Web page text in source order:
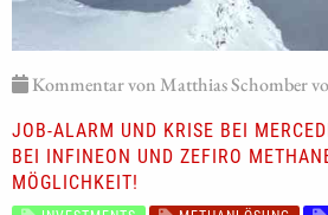
Kommentar von Matthias Schomber
JOB-ALARM UND KRISE BEI
BEI INFINEON UND ZEFIRO
MÖGLICHKEIT!